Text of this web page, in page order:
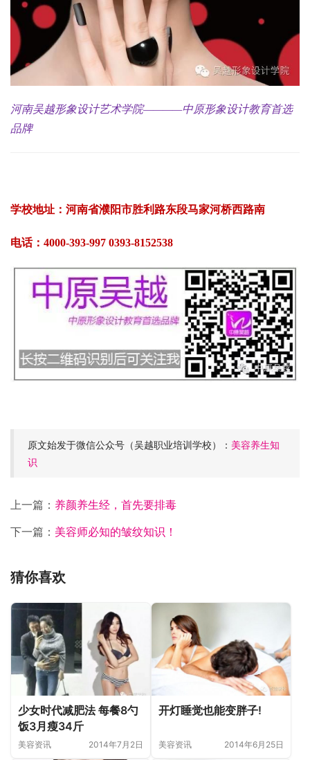
河南吴越形象设计艺术学院————中原形象设计教育首选
品牌
学校地址：河南省濮阳市胜利路东段马家河桥西路南
电话：4000-393-997 0393-8152538
原文始发于微信公众号（吴越职业培训学校）： 美容养生知
识
上一篇： 养颜养生经，首先要排毒
下一篇： 美容师必知的皱纹知识！
猜你喜欢
少女时代减肥法 每餐8勺
饭3月瘦34斤
美容资讯 2014年7月2日
开灯睡觉也能变胖子!
美容资讯 2014年6月25日